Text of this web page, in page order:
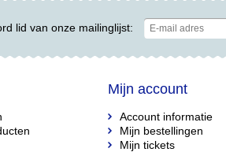
lid van onze mailinglijst:
Mijn account
Account informatie
Mijn bestellingen
Mijn tickets